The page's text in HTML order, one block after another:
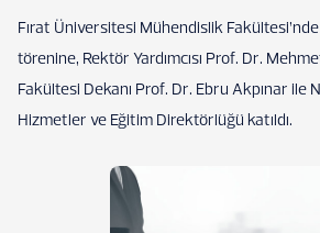
Fırat Üniversitesi Mühendislik
törenine, Rektör Yardımcısı Prof. Dr.
Fakültesi Dekanı Prof. Dr. Ebru Akpınar ile
Hizmetler ve Eğitim Direktörlüğü katıldı.